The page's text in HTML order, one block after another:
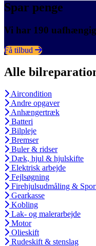
Spar penge
Vi har 190
Få tilbud
Alle
Aircondition
Andre opgaver
Anhængertræk
Batteri
Bilpleje
Bremser
Buler & ridser
Dæk, hjul & hjulskifte
Elektrisk arbejde
Fejlsøgning
Firehjulsudmåling &
Gearkasse
Kobling
Lak- og malerarbejde
Motor
Olieskift
Rudeskift & stenslag